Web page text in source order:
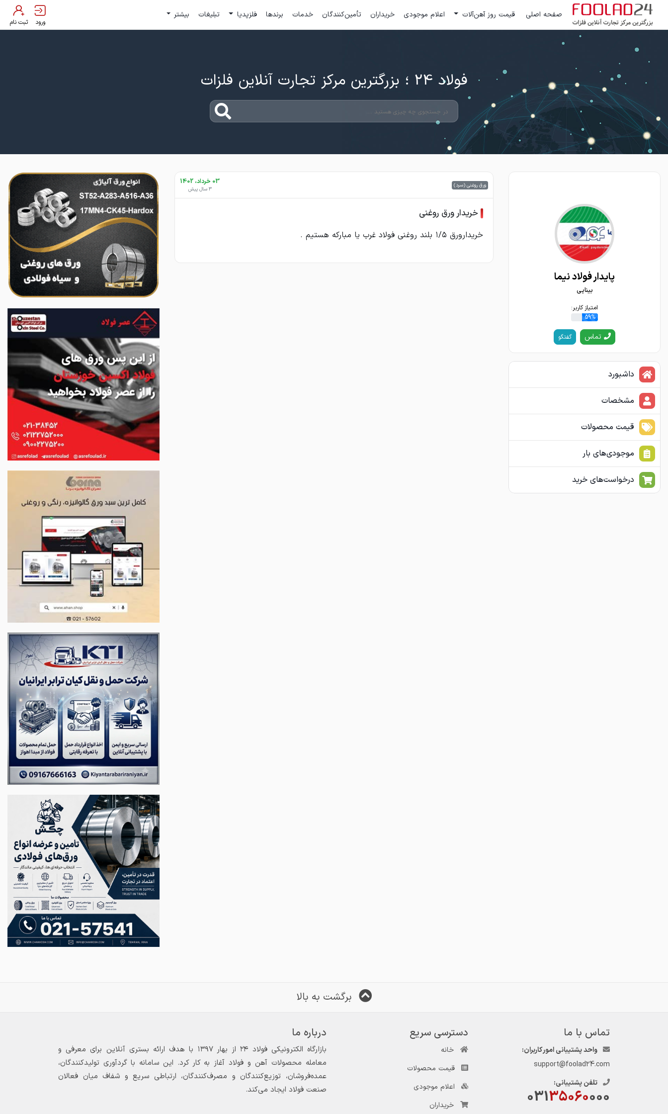
صفحه اصلی قیمت روز آهن‌آلات اعلام موجودی خریداران تأمین‌کنندگان خدمات برندها فلزپدیا تبلیغات بیشتر
ورود ثبت نام
فولاد 24 ؛ بزرگترین مرکز تجارت آنلاین فلزات
پایدار فولاد نیما
بینایی
امتیاز کاربر:
59%
تماس گفتگو
داشبورد
مشخصات
قیمت محصولات
موجودی‌های بار
درخواست‌های خرید
ورق روغنی (سرد) 03 خرداد، 1402
3 سال پیش
خریدار ورق روغنی
خریدارورق ۱/۵ بلند روغنی فولاد غرب یا مبارکه هستیم .
برگشت به بالا
تماس با ما
واحد پشتیبانی امور کاربران:
support@foolad24.com
تلفن پشتیبانی:
03135060000
دسترسی سریع
خانه
قیمت محصولات
اعلام موجودی
خریداران
درباره ما
بازارگاه الکترونیکی فولاد ۲۴ از بهار ۱۳۹۷ با هدف ارائه بستری آنلاین برای معرفی و
معامله محصولات آهن و فولاد آغاز به کار کرد. این سامانه با گردآوری تولیدکنندگان،
عمده‌فروشان، توزیع‌کنندگان و مصرف‌کنندگان، ارتباطی سریع و شفاف میان فعالان
صنعت فولاد ایجاد می‌کند.